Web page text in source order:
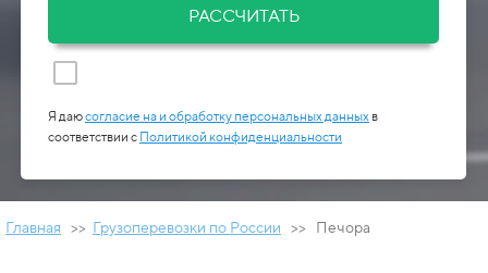
РАССЧИТАТЬ
Я даюсогласие на и обработку персональных данных в
соответствии с Политикой конфиденциальности
Главная >> Грузоперевозки по России >> Печора